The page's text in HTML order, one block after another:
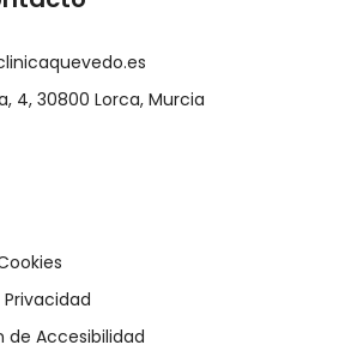
4, 30800 Lorca, Murcia
de Accesibilidad